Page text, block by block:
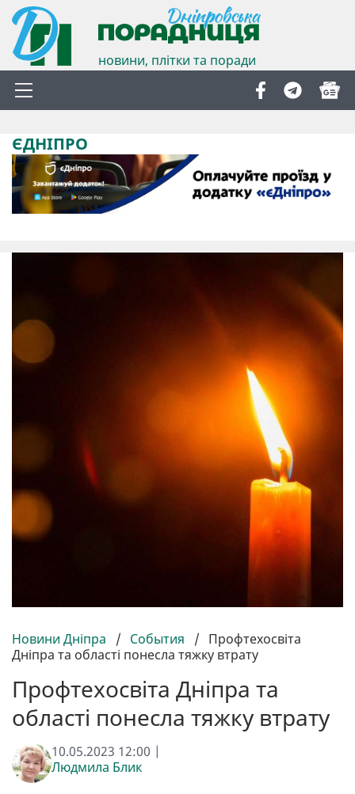
новини, плітки та поради
ЄДНІПРО
Новини Дніпра / События / Профтехосвіта
Дніпра та області понесла тяжку втрату
Профтехосвіта Дніпра та
області понесла тяжку втрату
10.05.2023 12:00 |
Людмила Блик